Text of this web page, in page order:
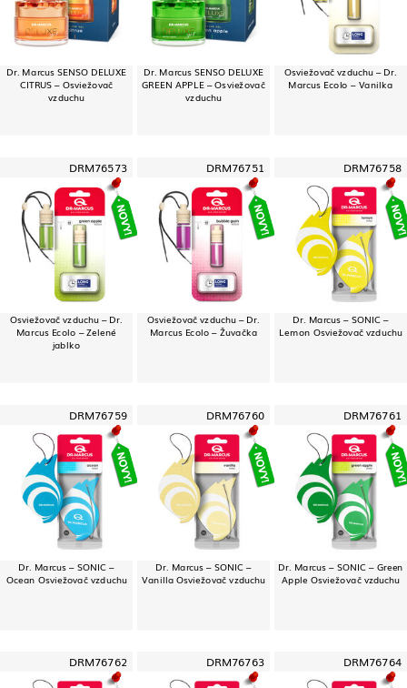
Dr. Marcus SENSO DELUXE
CITRUS – Osviežovač
vzduchu
Dr. Marcus SENSO DELUXE
GREEN APPLE – Osviežovač
vzduchu
Osviežovač vzduchu – Dr.
Marcus Ecolo – Vanilka
DRM76573
Osviežovač vzduchu – Dr.
Marcus Ecolo – Zelené
jablko
DRM76751
Osviežovač vzduchu – Dr.
Marcus Ecolo – Žuvačka
DRM76758
Dr. Marcus – SONIC –
Lemon Osviežovač vzduchu
DRM76759
Dr. Marcus – SONIC –
Ocean Osviežovač vzduchu
DRM76760
Dr. Marcus – SONIC –
Vanilla Osviežovač vzduchu
DRM76761
Dr. Marcus – SONIC – Green
Apple Osviežovač vzduchu
DRM76762 DRM76763 DRM76764